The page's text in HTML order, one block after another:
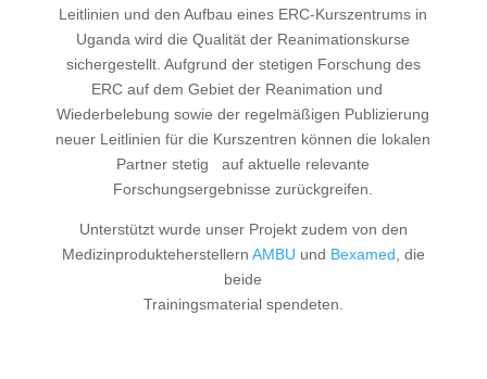
Leitlinien und den Aufbau eines ERC-Kurszentrums in
Uganda wird die Qualität der Reanimationskurse
sichergestellt. Aufgrund der stetigen Forschung des
ERC auf dem Gebiet der Reanimation und
Wiederbelebung sowie der regelmäßigen Publizierung
neuer Leitlinien für die Kurszentren können die lokalen
Partner stetig auf aktuelle relevante
Forschungsergebnisse zurückgreifen.
Unterstützt wurde unser Projekt zudem von den
Medizinprodukteherstellern AMBU und Bexamed, die
beide
Trainingsmaterial spendeten.